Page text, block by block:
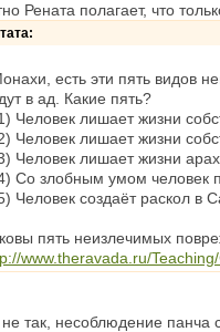
Рената полагает, что
есть эти пять видов
в ад. Какие пять?
Человек лишает жизни
Человек лишает жизни
Человек лишает жизни
Со злобным умом человек
Человек создаёт раскол в
пять неизлечимых
www.theravada.ru/
так, несоблюдение панча